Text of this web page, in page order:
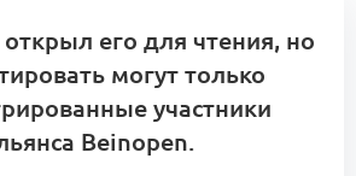
его для чтения, но
могут только
участники
Beinopen.